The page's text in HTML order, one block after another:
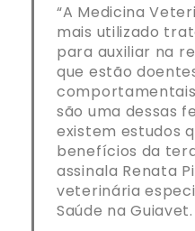
“A Medicina
mais utilizado
para auxiliar na
que estão
são uma dessas
existem estudos
benefícios da
assinala Renata
veterinária
Saúde na Guiavet.